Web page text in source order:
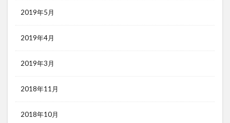
2019年5月
2019年4月
2019年3月
2018年11月
2018年10月